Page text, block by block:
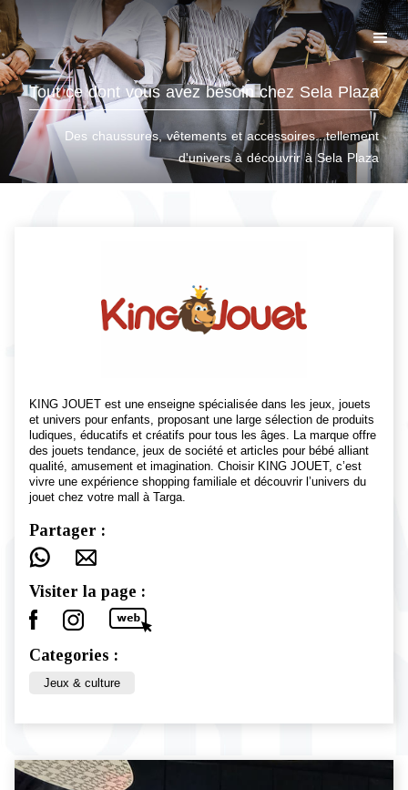
Tout ce dont vous avez besoin chez Sela Plaza
Des chaussures, vêtements et accessoires...tellement
d'univers à découvrir à Sela Plaza
KING JOUET est une enseigne spécialisée dans les jeux, jouets
et univers pour enfants, proposant une large sélection de produits
ludiques, éducatifs et créatifs pour tous les âges. La marque offre
des jouets tendance, jeux de société et articles pour bébé alliant
qualité, amusement et imagination. Choisir KING JOUET, c’est
vivre une expérience shopping familiale et découvrir l’univers du
jouet chez votre mall à Targa.
Partager :
Visiter la page :
Categories :
Jeux & culture